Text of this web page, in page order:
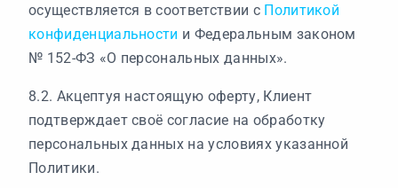
осуществляется в соответствии с Политикой
конфиденциальности и Федеральным законом
№ 152-ФЗ «О персональных данных».
8.2. Акцептуя настоящую оферту, Клиент
подтверждает своё согласие на обработку
персональных данных на условиях указанной
Политики.